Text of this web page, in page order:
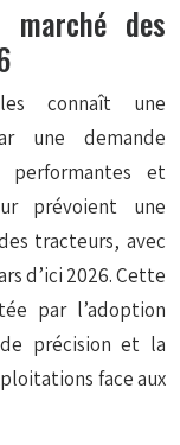
marché des
connaît une
une demande
performantes et
prévoient une
tracteurs, avec
d’ici 2026. Cette
par l’adoption
précision et la
face aux